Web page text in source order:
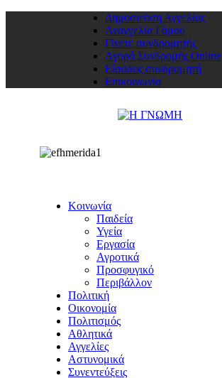
Δημοσιεύση Αγγελίας
Αναγγελία Γάμου
Γίνετε συνδρομητής
Αγορά Συνδρομής Online
Είσοδος συνδρομητή
Επικοινωνία
Κοινωνία
Παιδεία
Υγεία
Εργασία
Αγροτικά
Προσφυγικό
Περιβάλλον
Πολιτική
Οικονομία
Πολιτισμός
Αθλητικά
Αγγελίες
Αστυνομικά
Συνεντεύξεις